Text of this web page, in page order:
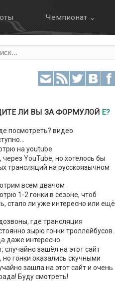
Чемпионат ⌄
Календарь
Результаты
Зачет пилотов
Болид
ЛИ ВЫ ЗА ФОРМУЛОЙ Е?
посмотреть? видео
на youtube
YouTube, но хотелось бы
трансляций на русскоязычном
всем двачом
1-2 гонки в сезоне, чтоб
стало ли уже интересно или ещё
где трансляция
зырю гонки троллейбусов.
даже интересно.
случайно зашёл на этот сайт
гонки оказались скучными
зашла на этот сайт и очень
Буду смотреть!